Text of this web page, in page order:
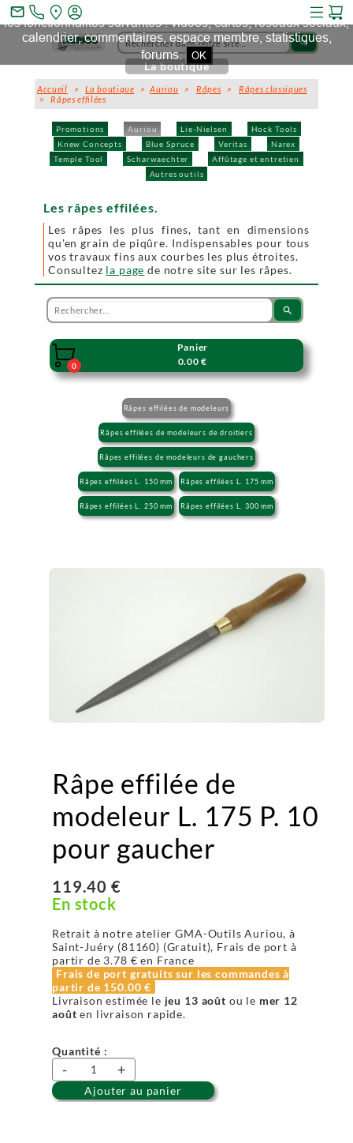
search
Promotions Auriou Lie-Nielsen
Hock Tools
Knew Concepts
Blue Spruce Veritas
Narex
Temple Tool
Scharwaechter
Affûtage et entretien
Autres outils
La boutique
Accueil >La boutique >Auriou >Râpes >Râpes classiques
> Râpes effilées
Les râpes effilées.
Les râpes les plus fines, tant en dimensions
qu'en grain de piqûre. Indispensables pour tous
vos travaux fins aux courbes les plus étroites.
Consultez la page de notre site sur les râpes.
search

0
Panier
0.00 €
Râpes effilées de modeleurs
Râpes effilées de modeleurs de droitiers
Râpes effilées de modeleurs de gauchers
Râpes effilées L. 150 mm Râpes effilées L. 175 mm
Râpes effilées L. 250 mm Râpes effilées L. 300 mm
Râpe effilée de
modeleur L. 175 P. 10
pour gaucher
119.40 €
En stock
Retrait à notre atelier GMA-Outils Auriou, à
Saint-Juéry (81160) (Gratuit), Frais de port à
partir de 3.78 € en France
Frais de port gratuits sur les commandes à
partir de 150.00 €
Livraison estimée le jeu 13 août ou le mer 12
août en livraison rapide.
Quantité :
- +
Ajouter au panier
mail_outline
Ce site et des sites tiers qu'il utilise collectent des cookies pour
les fonctionnalités suivantes : vidéos, cartes, réseaux sociaux,
calendrier, commentaires, espace membre, statistiques,
forums. OK